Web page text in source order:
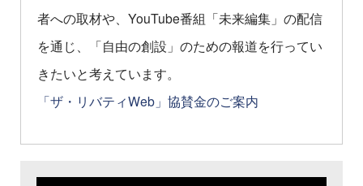
者への取材や、YouTube番組「未来編集」の配信
を通じ、「自由の創設」のための報道を行ってい
きたいと考えています。
「ザ・リバティWeb」協賛金のご案内